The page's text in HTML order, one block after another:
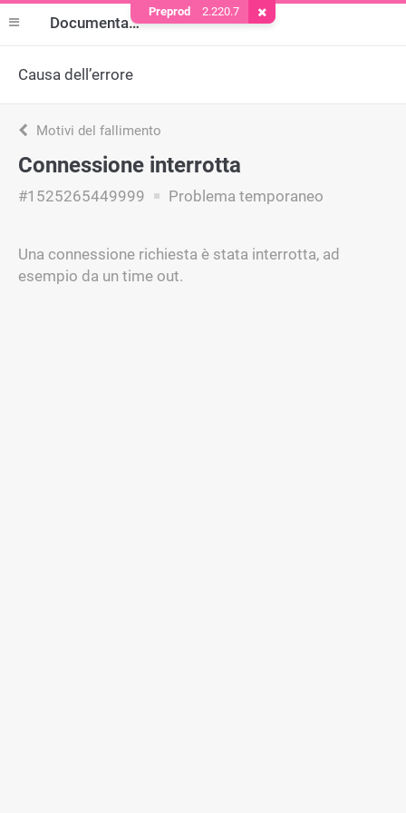
Documentazione
Causa dell’errore
Motivi del fallimento
Connessione interrotta
#1525265449999 Problema temporaneo
Una connessione richiesta è stata interrotta, ad
esempio da un time out.
Preprod 2.220.7 Rimuovere il cookie